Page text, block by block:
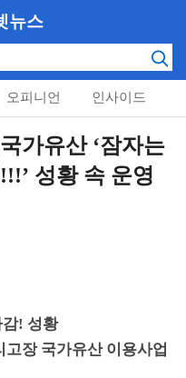
뉴스
오피니언 인사이드
가유산 ‘잠자는
성황 속 운영
감! 성황
고장 국가유산 이용사업